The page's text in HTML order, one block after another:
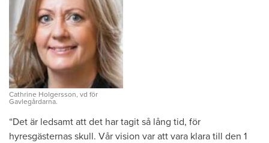
Cathrine Holgersson, vd för
Gavlegårdarna.
“Det är ledsamt att det har tagit så lång tid, för
hyresgästernas skull. Vår vision var att vara klara till den 1